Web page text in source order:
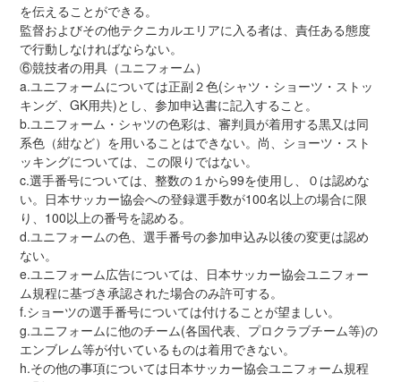
を伝えることができる。
監督およびその他テクニカルエリアに入る者は、責任ある態度
で行動しなければならない。
⑥競技者の用具（ユニフォーム）
a.ユニフォームについては正副２色(シャツ・ショーツ・ストッ
キング、GK用共)とし、参加申込書に記入すること。
b.ユニフォーム・シャツの色彩は、審判員が着用する黒又は同
系色（紺など）を用いることはできない。尚、ショーツ・スト
ッキングについては、この限りではない。
c.選手番号については、整数の１から99を使用し、０は認めな
い。日本サッカー協会への登録選手数が100名以上の場合に限
り、100以上の番号を認める。
d.ユニフォームの色、選手番号の参加申込み以後の変更は認め
ない。
e.ユニフォーム広告については、日本サッカー協会ユニフォー
ム規程に基づき承認された場合のみ許可する。
f.ショーツの選手番号については付けることが望ましい。
g.ユニフォームに他のチーム(各国代表、プロクラブチーム等)の
エンブレム等が付いているものは着用できない。
h.その他の事項については日本サッカー協会ユニフォーム規程